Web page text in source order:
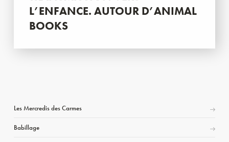
L’ENFANCE. AUTOUR D’ANIMAL
BOOKS
Les Mercredis des Carmes
Babillage